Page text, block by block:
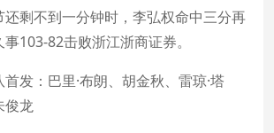
剩不到一分钟时，李弘权命中三分再
103-82击败浙江浙商证券。
发：巴里·布朗、胡金秋、雷琼·塔
俊龙